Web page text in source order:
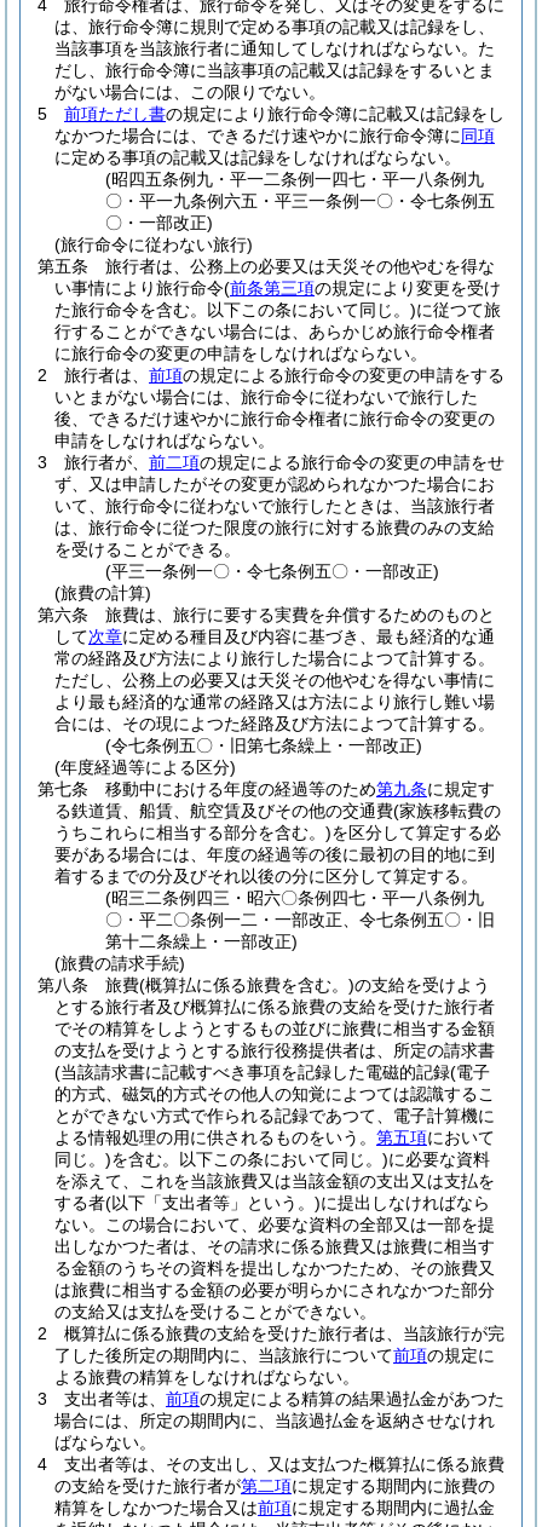
4
旅行命令権者は、旅行命令を発し、又はその変更をするに
は、旅行命令簿に規則で定める事項の記載又は記録をし、
当該事項を当該旅行者に通知してしなければならない。 た
だし、旅行命令簿に当該事項の記載又は記録をするいとま
がない場合には、この限りでない。
5
前項ただし書の規定により旅行命令簿に記載又は記録をし
なかつた場合には、できるだけ速やかに旅行命令簿に同項
に定める事項の記載又は記録をしなければならない。
(昭四五条例九・平一二条例一四七・平一八条例九
〇・平一九条例六五・平三一条例一〇・令七条例五
〇・一部改正)
(旅行命令に従わない旅行)
第五条
旅行者は、公務上の必要又は天災その他やむを得な
い事情により旅行命令(前条第三項の規定により変更を受け
た旅行命令を含む。以下この条において同じ。)に従つて旅
行することができない場合には、あらかじめ旅行命令権者
に旅行命令の変更の申請をしなければならない。
2
旅行者は、 前項の規定による旅行命令の変更の申請をする
いとまがない場合には、旅行命令に従わないで旅行した
後、できるだけ速やかに旅行命令権者に旅行命令の変更の
申請をしなければならない。
3
旅行者が、 前二項の規定による旅行命令の変更の申請をせ
ず、又は申請したがその変更が認められなかつた場合にお
いて、旅行命令に従わないで旅行したときは、当該旅行者
は、旅行命令に従つた限度の旅行に対する旅費のみの支給
を受けることができる。
(平三一条例一〇・令七条例五〇・一部改正)
(旅費の計算)
第六条
旅費は、旅行に要する実費を弁償するためのものと
して次章に定める種目及び内容に基づき、最も経済的な通
常の経路及び方法により旅行した場合によつて計算する。
ただし、公務上の必要又は天災その他やむを得ない事情に
より最も経済的な通常の経路又は方法により旅行し難い場
合には、その現によつた経路及び方法によつて計算する。
(令七条例五〇・旧第七条繰上・一部改正)
(年度経過等による区分)
第七条
移動中における年度の経過等のため第九条に規定す
る鉄道賃、船賃、航空賃及びその他の交通費(家族移転費の
うちこれらに相当する部分を含む。)を区分して算定する必
要がある場合には、年度の経過等の後に最初の目的地に到
着するまでの分及びそれ以後の分に区分して算定する。
(昭三二条例四三・昭六〇条例四七・平一八条例九
〇・平二〇条例一二・一部改正、令七条例五〇・旧
第十二条繰上・一部改正)
(旅費の請求手続)
第八条
旅費(概算払に係る旅費を含む。)の支給を受けよう
とする旅行者及び概算払に係る旅費の支給を受けた旅行者
でその精算をしようとするもの並びに旅費に相当する金額
の支払を受けようとする旅行役務提供者は、所定の請求書
(当該請求書に記載すべき事項を記録した電磁的記録(電子
的方式、磁気的方式その他人の知覚によつては認識するこ
とができない方式で作られる記録であつて、電子計算機に
よる情報処理の用に供されるものをいう。 第五項において
同じ。)を含む。以下この条において同じ。)に必要な資料
を添えて、これを当該旅費又は当該金額の支出又は支払を
する者(以下「支出者等」という。)に提出しなければなら
ない。
この場合において、必要な資料の全部又は一部を提
出しなかつた者は、その請求に係る旅費又は旅費に相当す
る金額のうちその資料を提出しなかつたため、その旅費又
は旅費に相当する金額の必要が明らかにされなかつた部分
の支給又は支払を受けることができない。
2
概算払に係る旅費の支給を受けた旅行者は、当該旅行が完
了した後所定の期間内に、当該旅行について前項の規定に
よる旅費の精算をしなければならない。
3
支出者等は、 前項の規定による精算の結果過払金があつた
場合には、所定の期間内に、当該過払金を返納させなけれ
ばならない。
4
支出者等は、その支出し、又は支払つた概算払に係る旅費
の支給を受けた旅行者が第二項に規定する期間内に旅費の
精算をしなかつた場合又は前項に規定する期間内に過払金